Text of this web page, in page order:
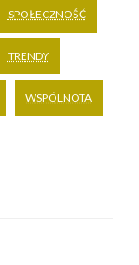
SPOŁECZNOŚĆ
TRENDY
WSPÓLNOTA